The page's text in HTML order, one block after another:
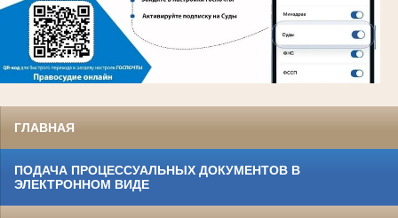
ГЛАВНАЯ
ПОДАЧА ПРОЦЕССУАЛЬНЫХ ДОКУМЕНТОВ В
ЭЛЕКТРОННОМ ВИДЕ